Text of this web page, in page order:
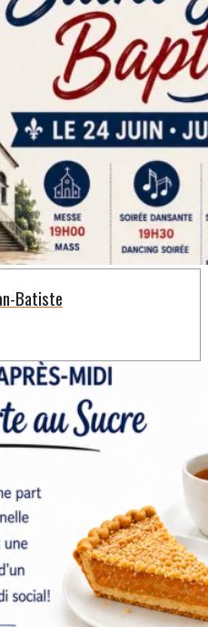
Batiste